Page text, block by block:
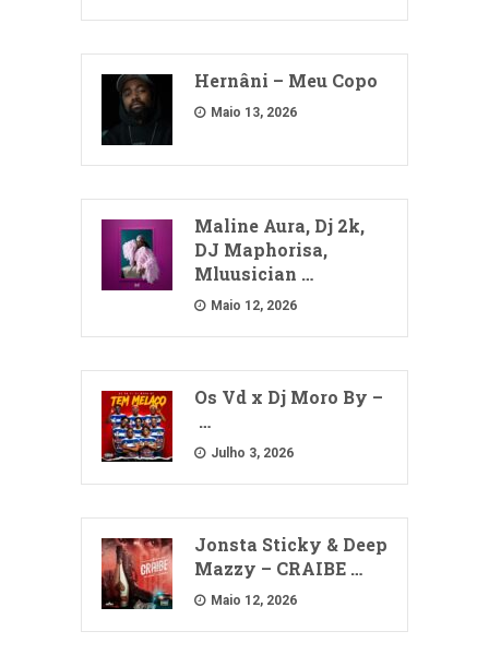
Hernâni – Meu Copo
Maio 13, 2026
Maline Aura, Dj 2k,
DJ Maphorisa,
Mluusician …
Maio 12, 2026
Os Vd x Dj Moro By –
…
Julho 3, 2026
Jonsta Sticky & Deep
Mazzy – CRAIBE …
Maio 12, 2026